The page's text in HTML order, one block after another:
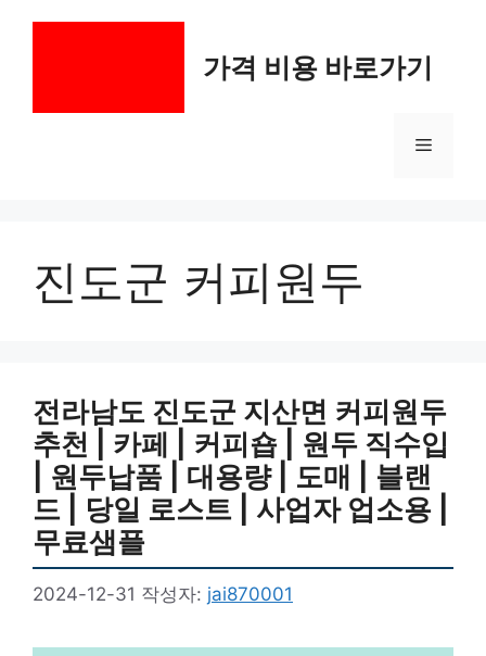
가격 비용 바로가기
메
진도군 커피원두
전라남도 진도군 지산면 커피원두
추천 | 카페 | 커피숍 | 원두 직수입
| 원두납품 | 대용량 | 도매 | 블랜
드 | 당일 로스트 | 사업자 업소용 |
무료샘플
2024-12-31 작성자: jai870001